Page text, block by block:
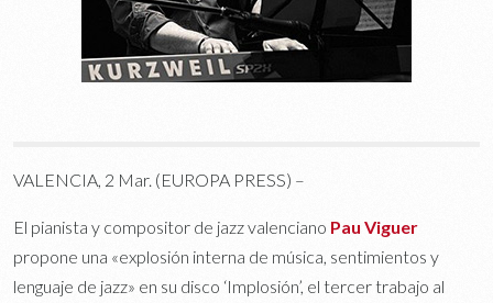
VALENCIA, 2 Mar. (EUROPA PRESS) –
El pianista y compositor de jazz valenciano Pau Viguer
propone una «explosión interna de música, sentimientos y
lenguaje de jazz» en su disco ‘Implosión’, el tercer trabajo al